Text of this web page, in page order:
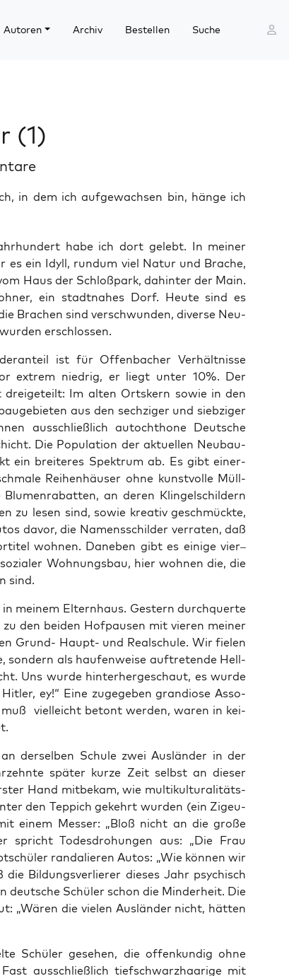
Autoren Archiv Bestellen Suche
(1)
in dem ich aufgewachsen bin, hänge ich
habe ich dort gelebt. In mei­ner
es ein Idyll, rund­um viel Natur und Bra­che,
Haus der Schloß­park, dahin­ter der Main.
ein stadt­na­hes Dorf. Heu­te sind es
Bra­chen sind ver­schwun­den, diver­se Neu­
erschlossen.
ist für Offen­ba­cher Ver­hält­nis­se
extrem nied­rig, er liegt unter 10%. Der
Im alten Orts­kern sowie in den
aus den sech­zi­ger und sieb­zi­ger
aus­schließ­lich auto­chtho­ne Deut­sche
Die Popu­la­ti­on der aktu­el­len Neu­bau­
ein brei­te­res Spek­trum ab. Es gibt einer­
Rei­hen­häu­ser ohne kunst­vol­le Müll­
an deren Klin­gel­schil­dern
zu lesen sind, sowie krea­tiv geschmück­te,
davor, die Namens­schil­der ver­ra­ten, daß
woh­nen. Dane­ben gibt es eini­ge vier–
Woh­nungs­bau, hier woh­nen die, die
sind.
mei­nem Eltern­haus. Ges­tern durch­quer­te
den bei­den Hof­pau­sen mit vie­ren mei­ner
Grund- Haupt- und Real­schu­le. Wir fie­len
son­dern als hau­fen­wei­se auf­tre­ten­de Hell­
Uns wur­de hin­ter­her­ge­schaut, es wur­de
ey!“ Eine zuge­ge­ben gran­dio­se Asso­
viel­leicht betont wer­den, waren in kei­
der­sel­ben Schu­le zwei Aus­län­der in der
spä­ter kur­ze Zeit selbst an die­ser
Hand mit­be­kam, wie mul­ti­kul­tu­ra­li­täts­
den Tep­pich gekehrt wur­den (ein Zigeu­
einem Mes­ser: „Bloß nicht an die gro­ße
spricht Todes­dro­hun­gen aus: „Die Frau
ran­da­lie­ren Autos: „Wie kön­nen wir
Bil­dungs­ver­lie­rer die­ses Jahr psy­chisch
deut­sche Schü­ler schon die Min­der­heit. Die
„Wären die vie­len Aus­län­der nicht, hät­ten
Schü­ler gese­hen, die offen­kun­dig ohne
aus­schließ­lich tief­schwarz­haa­ri­ge mit